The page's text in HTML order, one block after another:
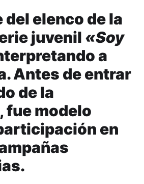
elenco de la
juvenil «Soy
a
Antes de entrar
de la
fue modelo
en